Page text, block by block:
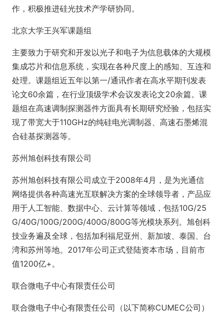
作，积极推进硅光技术产学研协同。
北京大学王兴军课题组
主要致力于研究和开发以光子和电子为信息载体的大规模
集成芯片和信息系统，实现在各种尺度上的感知、互连和
处理。课题组近五年以第一/通讯作者在高水平期刊发表
论文60余篇，在行业顶级学术会议发表论文20余篇。课
题组在高速调制探测器件方面具有长期研究经验，包括实
现了带宽大于110GHz的纯硅电光调制器、高速石墨烯混
合硅基探测器等。
苏州旭创科技有限公司
苏州旭创科技有限公司成立于2008年4月，是为光通信
网络提供各种高速光互联解决方案的全球领导者，产品应
用于人工智能、数据中心、云计算等领域，包括10G/25
G/40G/100G/200G/400G/800G等光模块系列。旭创科
技业务遍及全球，包括加利福尼亚州、新加坡、泰国、台
湾和苏州等地。2017年公司正式登陆资本市场，目前市
值1200亿+。
联合微电子中心有限责任公司
联合微电子中心有限责任公司（以下简称CUMEC公司）